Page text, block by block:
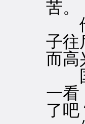
苦。
他
子往
而高
国
一看
了吧